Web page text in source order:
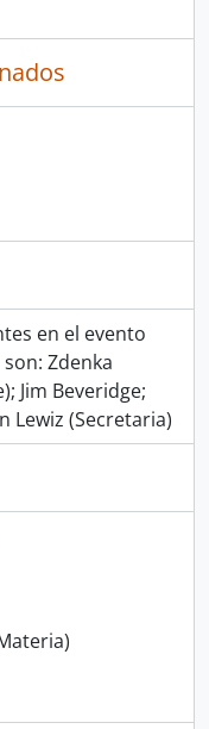
en el evento
Zdenka
Jim Beveridge;
Lewiz (Secretaria)